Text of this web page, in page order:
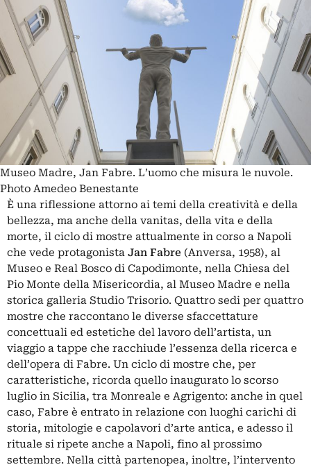
Museo Madre, Jan Fabre. L’uomo che misura le nuvole.
Photo Amedeo Benestante
È una riflessione attorno ai temi della creatività e della
bellezza, ma anche della vanitas, della vita e della
morte, il ciclo di mostre attualmente in corso a Napoli
che vede protagonista Jan Fabre (Anversa, 1958), al
Museo e Real Bosco di Capodimonte, nella Chiesa del
Pio Monte della Misericordia, al Museo Madre e nella
storica galleria Studio Trisorio. Quattro sedi per quattro
mostre che raccontano le diverse sfaccettature
concettuali ed estetiche del lavoro dell’artista, un
viaggio a tappe che racchiude l’essenza della ricerca e
dell’opera di Fabre. Un ciclo di mostre che, per
caratteristiche, ricorda quello inaugurato lo scorso
luglio in Sicilia, tra Monreale e Agrigento: anche in quel
caso, Fabre è entrato in relazione con luoghi carichi di
storia, mitologie e capolavori d’arte antica, e adesso il
rituale si ripete anche a Napoli, fino al prossimo
settembre. Nella città partenopea, inoltre, l’intervento